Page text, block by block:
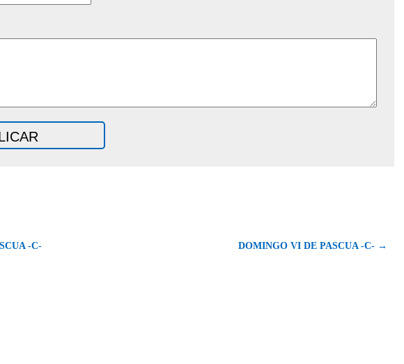
-C- DOMINGO VI DE PASCUA -C- →